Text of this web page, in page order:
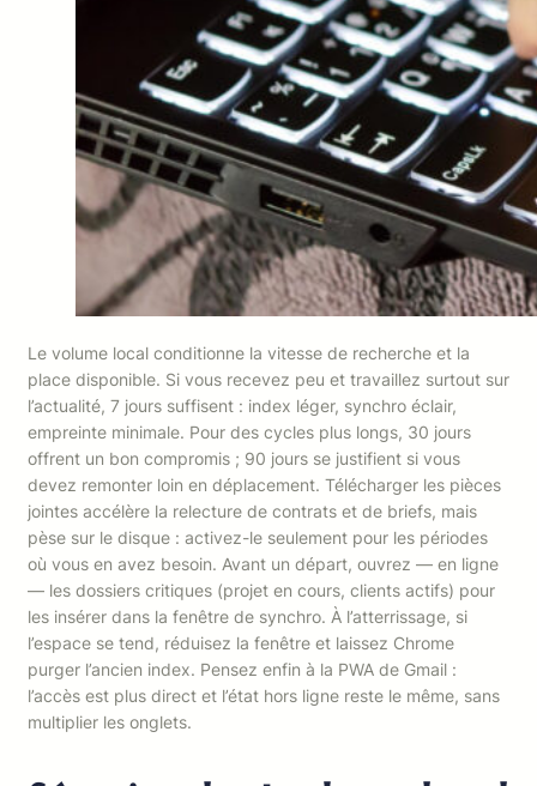
Le volume local conditionne la vitesse de recherche et la
place disponible. Si vous recevez peu et travaillez surtout sur
l’actualité, 7 jours suffisent : index léger, synchro éclair,
empreinte minimale. Pour des cycles plus longs, 30 jours
offrent un bon compromis ; 90 jours se justifient si vous
devez remonter loin en déplacement. Télécharger les pièces
jointes accélère la relecture de contrats et de briefs, mais
pèse sur le disque : activez-le seulement pour les périodes
où vous en avez besoin. Avant un départ, ouvrez — en ligne
— les dossiers critiques (projet en cours, clients actifs) pour
les insérer dans la fenêtre de synchro. À l’atterrissage, si
l’espace se tend, réduisez la fenêtre et laissez Chrome
purger l’ancien index. Pensez enfin à la PWA de Gmail :
l’accès est plus direct et l’état hors ligne reste le même, sans
multiplier les onglets.